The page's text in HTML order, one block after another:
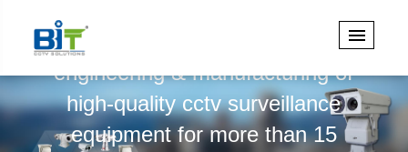
Specializuje se na design,
engineering & manufacturing of
high-quality cctv surveillance
equipment for more than 15